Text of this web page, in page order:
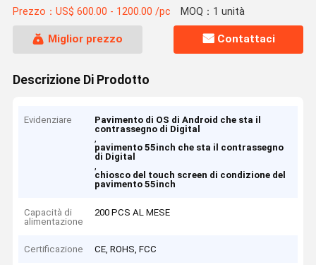
condizione del pavimento
Prezzo：US$ 600.00 - 1200.00 /pc MOQ：1 unità
Miglior prezzo Contattaci
Descrizione Di Prodotto
Evidenziare
Pavimento di OS di Android che sta il
contrassegno di Digital
,
pavimento 55inch che sta il contrassegno
di Digital
,
chiosco del touch screen di condizione del
pavimento 55inch
Capacità di
alimentazione
200 PCS AL MESE
Certificazione CE, ROHS, FCC